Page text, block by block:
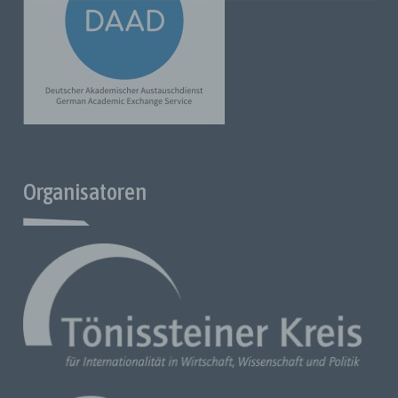
Organisatoren
insbesondere mittels Zuordnung zu einer Kennung wie einem
Namen, zu einer Kennnummer, zu Standortdaten, zu einer
Online-Kennung oder zu einem oder mehreren besonderen
Merkmalen identifiziert werden kann, die Ausdruck der
physischen, physiologischen, genetischen, psychischen,
wirtschaftlichen, kulturellen oder sozialen Identität dieser
natürliche Person, deren personenbezogene Daten von dem
für die Verarbeitung Verantwortlichen verarbeitet werden.
Verarbeitung ist jeder mit oder ohne Hilfe automatisierter
Verfahren ausgeführte Vorgang oder jede Vorgangsreihe im
Zusammenhang mit personenbezogenen Daten oder einer
Reihe personenbezogener Daten wie das Erheben, das
Erfassen, die Organisation, das Ordnen, die Speicherung, die
Anpassung oder Veränderung, das Auslesen, das Abfragen, die
Benutzung, die Offenlegung durch Übermittlung, Verbreitung